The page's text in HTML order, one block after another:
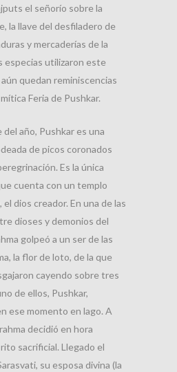
el señorío sobre la
la llave del desfiladero de
y mercaderías de la
especias utilizaron este
quedan reminiscencias
Feria de Pushkar.
año, Pushkar es una
de picos coronados
Es la única
cuenta con un templo
el dios creador. En una de las
dioses y demonios del
golpeó a un ser de las
la flor de loto, de la que
cayendo sobre tres
de ellos, Pushkar,
ese momento en lago. A
decidió en hora
sacrificial. Llegado el
su esposa divina (la